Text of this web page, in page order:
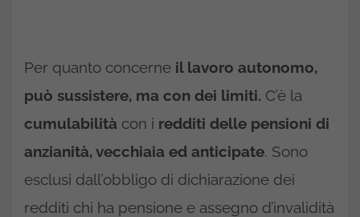
Per quanto concerne il lavoro autonomo,
può sussistere, ma con dei limiti. C’è la
cumulabilità con i redditi delle pensioni di
anzianità, vecchiaia ed anticipate. Sono
esclusi dall’obbligo di dichiarazione dei
redditi chi ha pensione e assegno d’invalidità